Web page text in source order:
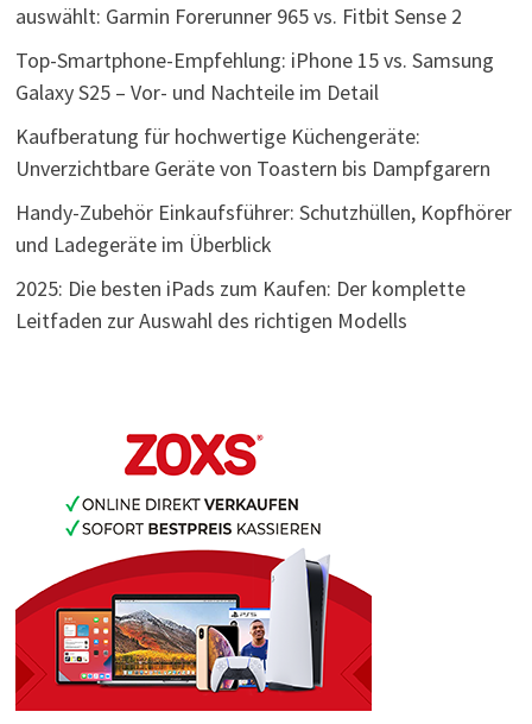
auswählt: Garmin Forerunner 965 vs. Fitbit Sense 2
Top-Smartphone-Empfehlung: iPhone 15 vs. Samsung
Galaxy S25 – Vor- und Nachteile im Detail
Kaufberatung für hochwertige Küchengeräte:
Unverzichtbare Geräte von Toastern bis Dampfgarern
Handy-Zubehör Einkaufsführer: Schutzhüllen, Kopfhörer
und Ladegeräte im Überblick
2025: Die besten iPads zum Kaufen: Der komplette
Leitfaden zur Auswahl des richtigen Modells